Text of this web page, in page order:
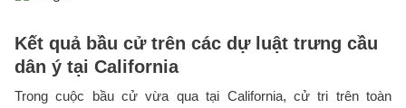
Kết quả bầu cử trên các dự luật trưng cầu
dân ý tại California
Trong cuộc bầu cử vừa qua tại California, cử tri trên toàn